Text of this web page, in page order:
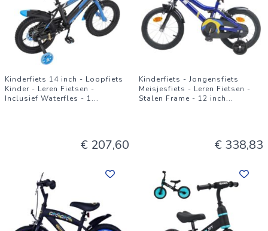
Kinderfiets 14 inch - Loopfiets
Kinder - Leren Fietsen -
Inclusief Waterfles - 1...
€ 207,60
Kinderfiets - Jongensfiets
Meisjesfiets - Leren Fietsen -
Stalen Frame - 12 inch...
€ 338,83